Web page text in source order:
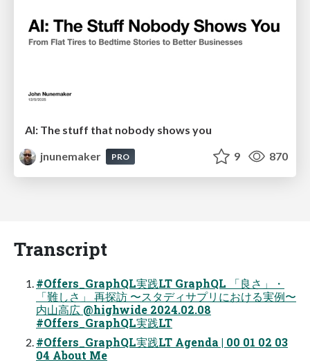
AI: The stuff that nobody shows you
jnunemaker
PRO 9 870
Transcript
#Offers_GraphQL実践LT GraphQL 「良さ」・
「難しさ」 再探訪 〜スタディサプリにおける実例〜
内山高広 @highwide 2024.02.08
#Offers_GraphQL実践LT
#Offers_GraphQL実践LT Agenda | 00 01 02 03
04 About Me